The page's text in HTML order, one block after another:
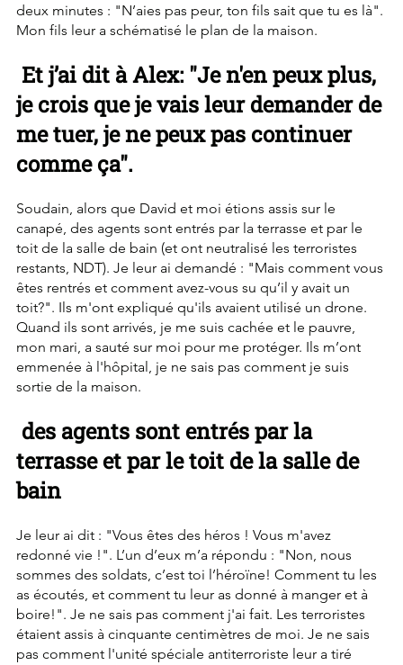
deux minutes : "N’aies pas peur, ton fils sait que tu es là".
Mon fils leur a schématisé le plan de la maison.
je crois que je vais leur demander de
me tuer, je ne peux pas continuer
comme ça".
Soudain, alors que David et moi étions assis sur le
canapé, des agents sont entrés par la terrasse et par le
toit de la salle de bain (et ont neutralisé les terroristes
restants, NDT). Je leur ai demandé : "Mais comment vous
êtes rentrés et comment avez-vous su qu’il y avait un
toit?". Ils m'ont expliqué qu'ils avaient utilisé un drone.
Quand ils sont arrivés, je me suis cachée et le pauvre,
mon mari, a sauté sur moi pour me protéger. Ils m’ont
emmenée à l'hôpital, je ne sais pas comment je suis
sortie de la maison.
terrasse et par le toit de la salle de
bain
Je leur ai dit : "Vous êtes des héros ! Vous m'avez
redonné vie !". L’un d’eux m’a répondu : "Non, nous
sommes des soldats, c’est toi l’héroïne! Comment tu les
as écoutés, et comment tu leur as donné à manger et à
boire!". Je ne sais pas comment j'ai fait. Les terroristes
étaient assis à cinquante centimètres de moi. Je ne sais
pas comment l'unité spéciale antiterroriste leur a tiré